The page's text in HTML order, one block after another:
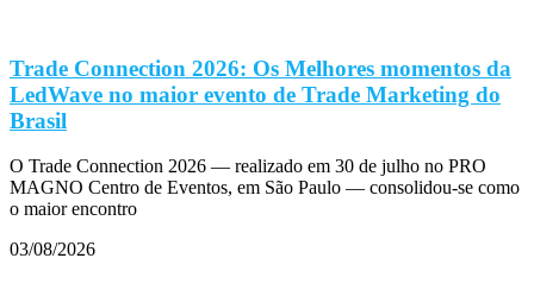
Trade Connection 2026: Os Melhores momentos da
LedWave no maior evento de Trade Marketing do
Brasil
O Trade Connection 2026 — realizado em 30 de julho no PRO
MAGNO Centro de Eventos, em São Paulo — consolidou-se como
o maior encontro
03/08/2026